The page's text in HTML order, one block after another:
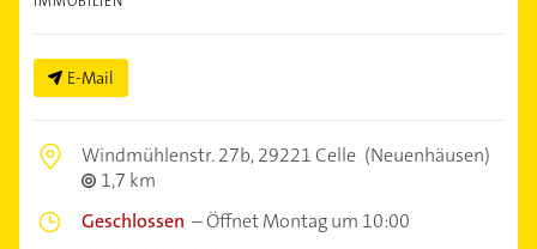
E-Mail
Windmühlenstr. 27b,29221 Celle (Neuenhäusen)
1,7 km
Geschlossen –Öffnet Montag um 10:00